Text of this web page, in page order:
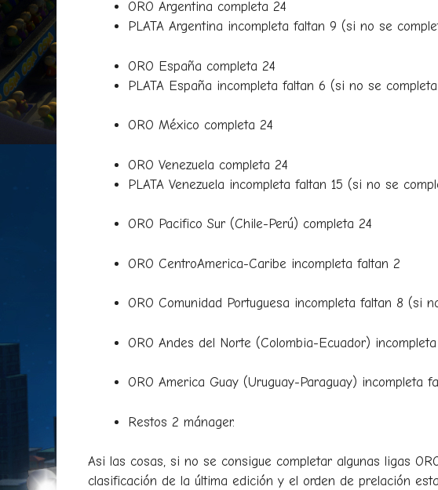
ORO Argentina completa 24
PLATA Argentina incompleta faltan 9 (si no se
ORO España completa 24
PLATA España incompleta faltan 6 (si no se
ORO México completa 24
ORO Venezuela completa 24
PLATA Venezuela incompleta faltan 15 (si no se
ORO Pacifico Sur (Chile-Perú) completa 24
ORO CentroAmerica-Caribe incompleta faltan 2
ORO Comunidad Portuguesa incompleta faltan 8 (si
ORO Andes del Norte (Colombia-Ecuador)
ORO America Guay (Uruguay-Paraguay)
Restos 2 mánager.
Asi las cosas, si no se consigue completar algunas ligas
clasificación de la última edición y el orden de prelación